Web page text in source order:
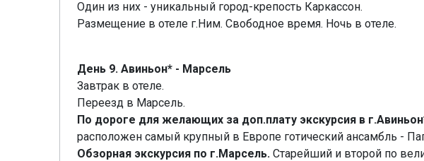
Один из них - уникальный город-крепость Каркассон.
Размещение в отеле г.Ним. Свободное время. Ночь в отеле.
День 9. Авиньон* - Марсель
Завтрак в отеле.
Переезд в Марсель.
По дороге для желающих за доп.плату экскурсия в
расположен самый крупный в Европе готический ансамбль -
Обзорная экскурсия по г.Марсель. Старейший и второй по